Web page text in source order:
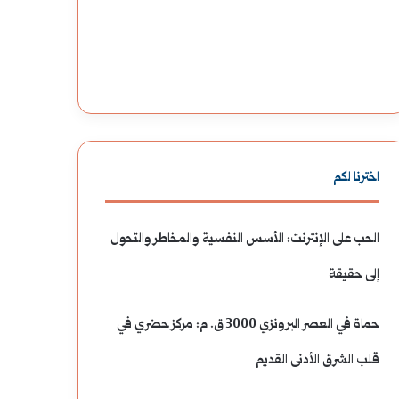
اخترنا لكم
الحب على الإنترنت: الأسس النفسية والمخاطر والتحول
إلى حقيقة
حماة في العصر البرونزي 3000 ق. م: مركز حضري في
قلب الشرق الأدنى القديم